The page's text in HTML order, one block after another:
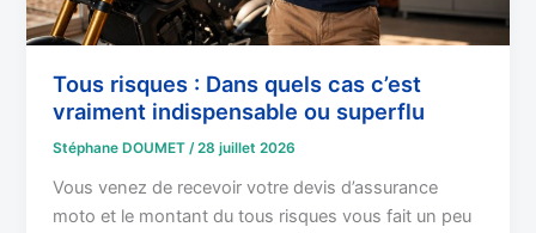
Tous risques : Dans quels cas c’est
vraiment indispensable ou superflu
Stéphane DOUMET/28 juillet 2026
Vous venez de recevoir votre devis d’assurance
moto et le montant du tous risques vous fait un peu
indispensable
ou